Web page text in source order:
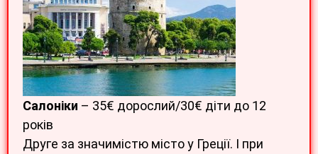
Салоніки – 35€ дорослий/30€ діти до 12
років
Друге за значимістю місто у Греції. І при